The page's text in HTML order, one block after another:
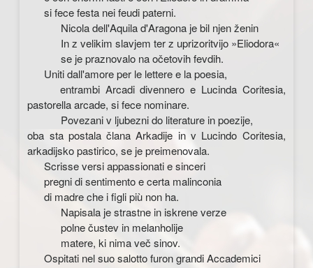
si fece festa nei feudi paterni.
Nicola dell'Aquila d'Aragona je bil njen ženin
In z velikim slavjem ter z uprizoritvijo »Eliodora«
se je praznovalo na očetovih fevdih.
Uniti dall'amore per le lettere e la poesia,
entrambi Arcadi divennero e Lucinda Coritesia,
pastorella arcade, si fece nominare.
Povezani v ljubezni do literature in poezije,
oba sta postala člana Arkadije in v Lucindo Coritesia,
arkadijsko pastirico, se je preimenovala.
Scrisse versi appassionati e sinceri
pregni di sentimento e certa malinconia
di madre che i figli più non ha.
Napisala je strastne in iskrene verze
polne čustev in melanholije
matere, ki nima več sinov.
Ospitati nel suo salotto furon grandi Accademici